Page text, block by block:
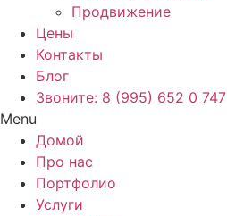
Продвижение
Цены
Контакты
Блог
Звоните: 8 (995) 652 0 747
Menu
Домой
Про нас
Портфолио
Услуги